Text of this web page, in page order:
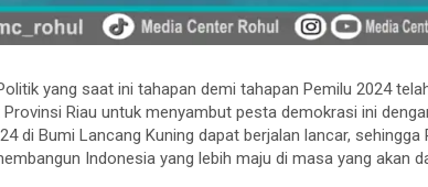
yang saat ini tahapan demi tahapan Pemilu 2024
Riau untuk menyambut pesta demokrasi ini
di Bumi Lancang Kuning dapat berjalan lancar, sehingga
Indonesia yang lebih maju di masa yang akan